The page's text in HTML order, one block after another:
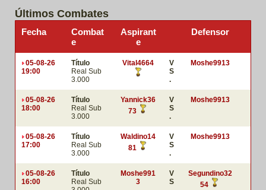
Últimos Combates
Fecha
Combat
e
Aspirant
e
Defensor
05-08-26
19:00
Título
Real Sub
3.000
Vital4664
V
S
.
Moshe9913
05-08-26
18:00
Título
Real Sub
3.000
Yannick36
73
V
S
.
Moshe9913
05-08-26
17:00
Título
Real Sub
3.000
Waldino14
81
V
S
.
Moshe9913
05-08-26
16:00
Título
Real Sub
Moshe991
3
V
S
Segundino32
54